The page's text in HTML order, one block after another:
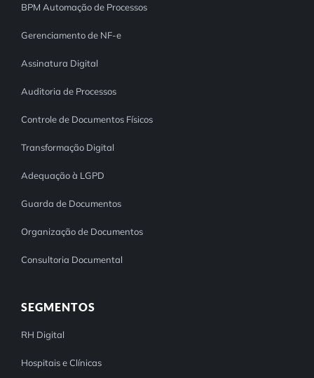
BPM Automação de Processos
Gerenciamento de NF-e
Assinatura Digital
Auditoria de Processos
Controle de Documentos Físicos
Transformação Digital
Adequação à LGPD
Guarda de Documentos
Organização de Documentos
Consultoria Documental
SEGMENTOS
RH Digital
Hospitais e Clínicas